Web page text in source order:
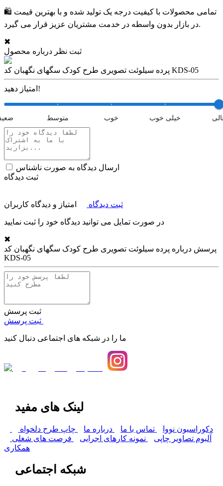
🛍 تمامی محصولات با کیفیت درجه یک تولید شده و با بهترین قیمت
در بازار بدون واسطه در خدمت مشتریان عزیز قرار می گیرد.
✖
ثبت نظر درباره محصول
پرده سیلوئت تصویری طرح کودک سگهای نگهبان کد KDS-05
امتیاز دهید!
متوسط خوب خیلی خوب
ارسال دیدگاه به صورت ناشناس
ثبت دیدگاه
ثبت دیدگاه امتیاز و دیدگاه کاربران
در صورت تمایل می توانید دیدگاه خود را ثبت نمایید
✖
پرسش درباره پرده سیلوئت تصویری طرح کودک سگهای نگهبان کد
KDS-05
ثبت پرسش
ما را در شبکه های اجتماعی دنبال کنید
لینک های مفید
دکوراسیون نووا تماس با ما درباره ما
چاپ طرح دلخواه
آلبوم تصاویر چاپی
نمونه کارهای اجرایی
فرصت های شغلی
همکاری
شبکه اجتماعی